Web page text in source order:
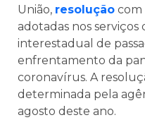
União, resolução com
adotadas nos
interestadual de
enfrentamento da
coronavírus. A
determinada pela
agosto deste ano.